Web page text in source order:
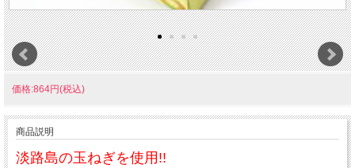
価格:864円(税込)
商品説明
淡路島の玉ねぎを使用!!